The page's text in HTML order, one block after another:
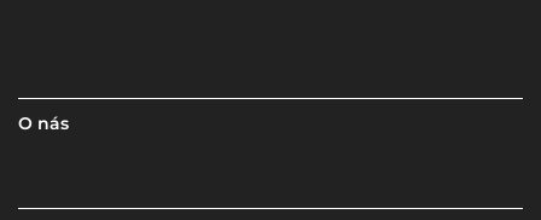
O nás